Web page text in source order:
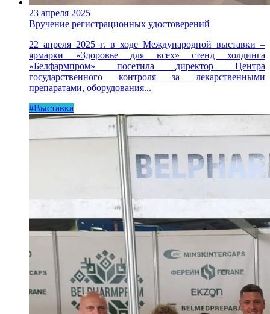
23 апреля 2025
Вручение регистрационных удостоверений
22 апреля 2025 г. в ходе Международной выставки –
ярмарки «Здоровье для всех» стенд холдинга
«Белфармпром» посетила директор Центра
государственного контроля за лекарственными
препаратами, оборудования...
#Выставка